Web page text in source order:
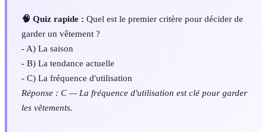
🧠 Quiz rapide : Quel est le premier critère pour décider de
garder un vêtement ?
- A) La saison
- B) La tendance actuelle
- C) La fréquence d'utilisation
Réponse : C — La fréquence d'utilisation est clé pour garder
les vêtements.